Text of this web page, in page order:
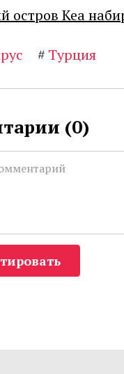
остров Кеа
# Турция
(0)